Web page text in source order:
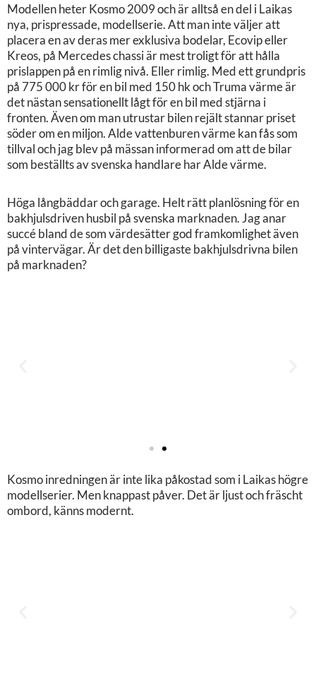
Modellen heter Kosmo 2009 och är alltså en del i Laikas
nya, prispressade, modellserie. Att man inte väljer att
placera en av deras mer exklusiva bodelar, Ecovip eller
Kreos, på Mercedes chassi är mest troligt för att hålla
prislappen på en rimlig nivå. Eller rimlig. Med ett grundpris
på 775 000 kr för en bil med 150 hk och Truma värme är
det nästan sensationellt lågt för en bil med stjärna i
fronten. Även om man utrustar bilen rejält stannar priset
söder om en miljon. Alde vattenburen värme kan fås som
tillval och jag blev på mässan informerad om att de bilar
som beställts av svenska handlare har Alde värme.
Höga långbäddar och garage. Helt rätt planlösning för en
bakhjulsdriven husbil på svenska marknaden. Jag anar
succé bland de som värdesätter god framkomlighet även
på vintervägar. Är det den billigaste bakhjulsdrivna bilen
på marknaden?
Kosmo inredningen är inte lika påkostad som i Laikas högre
modellserier. Men knappast påver. Det är ljust och fräscht
ombord, känns modernt.